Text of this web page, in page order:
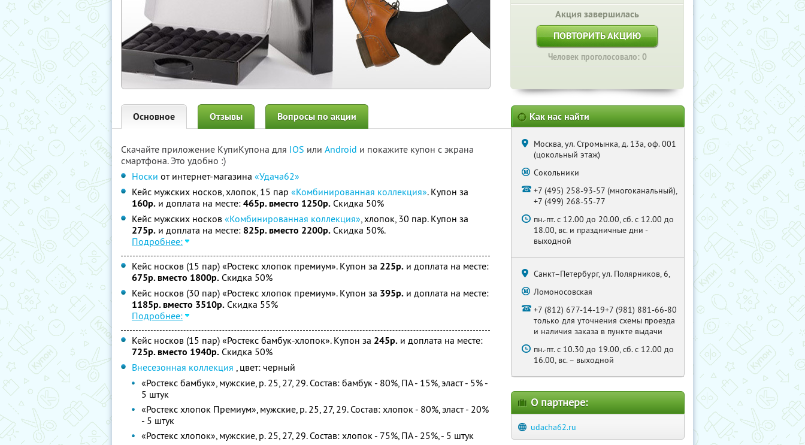
Акция завершилась
ПОВТОРИТЬ АКЦИЮ
Человек проголосовало: 0
Основное Отзывы Вопросы по акции
Скачайте приложение КупиКупона для IOS или Android и покажите купон с экрана
смартфона. Это удобно :)
Носки от интернет-магазина «Удача62»
Кейс мужских носков, хлопок, 15 пар «Комбинированная коллекция». Купон за
160р. и доплата на месте: 465р. вместо 1250р. Скидка 50%
Кейс мужских носков «Комбинированная коллекция», хлопок, 30 пар. Купон за
275р. и доплата на месте: 825р. вместо 2200р. Скидка 50%.
Подробнее:
Кейс носков (15 пар) «Ростекс хлопок премиум». Купон за 225р. и доплата на месте:
675р. вместо 1800р. Скидка 50%
Кейс носков (30 пар) «Ростекс хлопок премиум». Купон за 395р. и доплата на месте:
1185р. вместо 3510р. Скидка 55%
Подробнее:
Кейс носков (15 пар) «Ростекс бамбук-хлопок». Купон за 245р. и доплата на месте:
725р. вместо 1940р. Скидка 50%
Внесезонная коллекция , цвет: черный
«Ростекс бамбук», мужские, р. 25, 27, 29. Состав: бамбук - 80%, ПА - 15%, эласт - 5% -
5 штук
«Ростекс хлопок Премиум», мужские, р. 25, 27, 29. Состав: хлопок - 80%, эласт - 20%
- 5 штук
«Ростекс хлопок», мужские, р. 25, 27, 29. Состав: хлопок - 75%, ПА - 25%, - 5 штук
Как нас найти
Москва, ул. Стромынка, д. 13а, оф. 001
(цокольный этаж)
Сокольники
+7 (495) 258-93-57 (многоканальный),
+7 (499) 268-55-77
пн.-пт. с 12.00 до 20.00, сб. с 12.00 до
18.00, вс. и праздничные дни -
выходной
Санкт–Петербург, ул. Полярников, 6,
Ломоносовская
+7 (812) 677-14-19+7 (981) 881-66-80
только для уточнения схемы проезда
и наличия заказа в пункте выдачи
пн.-пт. с 10.30 до 19.00, сб. с 12.00 до
16.00, вс. – выходной
О партнере:
udacha62.ru